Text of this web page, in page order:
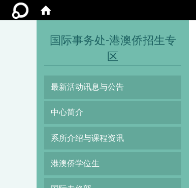
国际事务处-港澳侨招生专
区
最新活动讯息与公告
中心简介
系所介绍与课程资讯
港澳侨学位生